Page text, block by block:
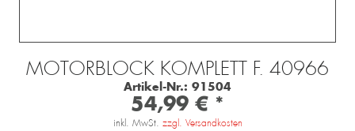
MOTORBLOCK KOMPLETT F. 40966
Artikel-Nr.: 91504
54,99 € *
inkl. MwSt. zzgl. Versandkosten